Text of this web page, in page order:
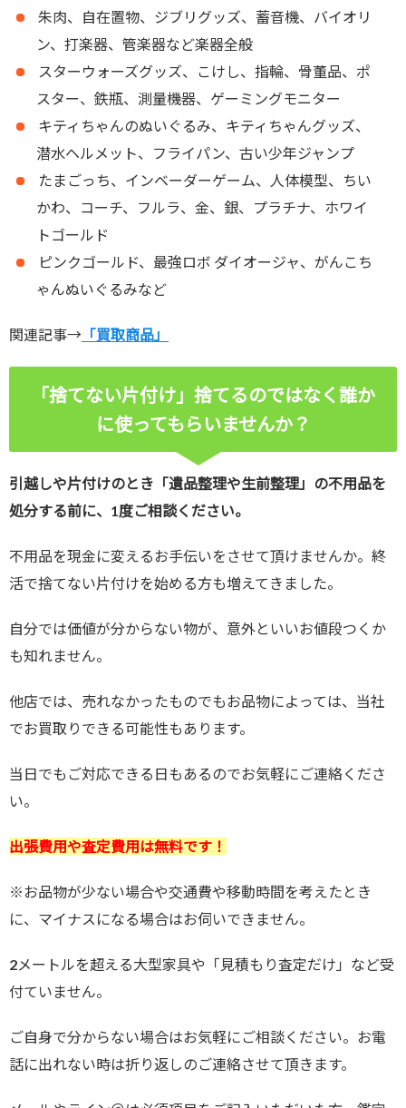
朱肉、自在置物、ジブリグッズ、蓄音機、バイオリ
ン、打楽器、管楽器など楽器全般
スターウォーズグッズ、こけし、指輪、骨董品、ポ
スター、鉄瓶、測量機器、ゲーミングモニター
キティちゃんのぬいぐるみ、キティちゃんグッズ、
潜水ヘルメット、フライパン、古い少年ジャンプ
たまごっち、インベーダーゲーム、人体模型、ちい
かわ、コーチ、フルラ、金、銀、プラチナ、ホワイ
トゴールド
ピンクゴールド、最強ロボ ダイオージャ、がんこち
ゃんぬいぐるみなど
関連記事→ 「買取商品」
「捨てない片付け」捨てるのではなく誰か
に使ってもらいませんか？
引越しや片付けのとき「遺品整理や生前整理」の不用品を
処分する前に、1度ご相談ください。
不用品を現金に変えるお手伝いをさせて頂けませんか。終
活で捨てない片付けを始める方も増えてきました。
自分では価値が分からない物が、意外といいお値段つくか
も知れません。
他店では、売れなかったものでもお品物によっては、当社
でお買取りできる可能性もあります。
当日でもご対応できる日もあるのでお気軽にご連絡くださ
い。
出張費用や査定費用は無料です！
※お品物が少ない場合や交通費や移動時間を考えたとき
に、マイナスになる場合はお伺いできません。
2メートルを超える大型家具や「見積もり査定だけ」など受
付ていません。
ご自身で分からない場合はお気軽にご相談ください。お電
話に出れない時は折り返しのご連絡させて頂きます。